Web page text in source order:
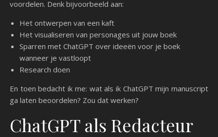
voordelen. Denk bijvoorbeeld aan:
Het ontwerpen van een kaft
Het visualiseren van personages uit jouw boek
Sparren met ChatGPT over ideeën voor je boek
wanneer je vastloopt
Research doen
En toen bedacht ik me: wat als ik ChatGPT mijn manuscript
ga laten beoordelen? Zou dat werken?
ChatGPT als Redacteur